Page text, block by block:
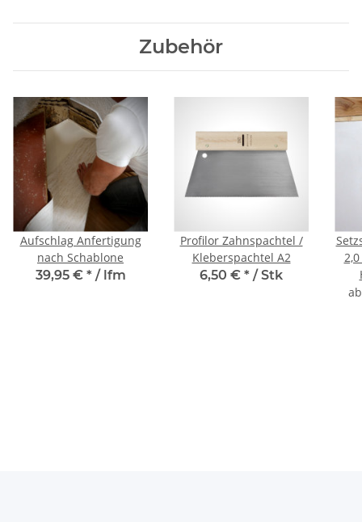
Zubehör
Aufschlag Anfertigung
nach Schablone
39,95 € */ lfm
Profilor Zahnspachtel /
Kleberspachtel A2
6,50 € * / Stk